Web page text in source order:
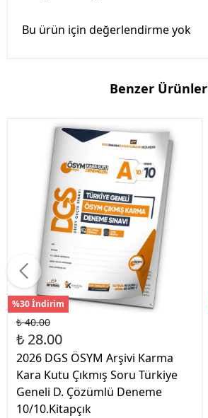
Bu ürün için değerlendirme yok
Benzer Ürünler
%30 İndirim
₺ 40.00
₺ 28.00
2026 DGS ÖSYM Arşivi Karma
Kara Kutu Çıkmış Soru Türkiye
Geneli D. Çözümlü Deneme
10/10.Kitapçık